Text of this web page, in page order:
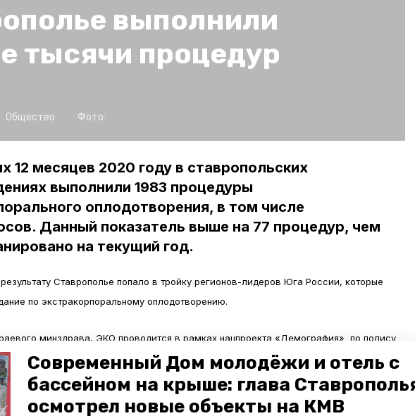
Современный Дом молодёжи и отель с
бассейном на крыше: глава
осмотрел новые объекты на КМВ
выполнили
тысячи процедур
Общество Фото:
12 месяцев 2020 году в ставропольских
выполнили 1983 процедуры
оплодотворения, в том числе
Данный показатель выше на 77 процедур, чем
на текущий год.
Ставрополье попало в тройку регионов-лидеров Юга России, которые
по экстракорпоральному оплодотворению.
минздрава, ЭКО проводится в рамках нацпроекта «Демография» по полису
на пары и одиноких женщин при бесплодии. Воспользоваться данной
могут неоднократно,
в крае, в 2020 году на учёт в женские консультации по беременности встали